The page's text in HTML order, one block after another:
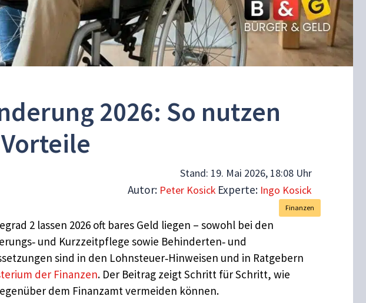
2026: So nutzen
Stand: 19. Mai 2026, 18:08 Uhr
Autor: Peter Kosick Experte: Ingo Kosick
Finanzen
2 lassen 2026 oft bares Geld liegen – sowohl bei den
und Kurzzeitpflege sowie Behinderten‑ und
sind in den Lohnsteuer‑Hinweisen und in Ratgebern
der Finanzen. Der Beitrag zeigt Schritt für Schritt, wie
dem Finanzamt vermeiden können.